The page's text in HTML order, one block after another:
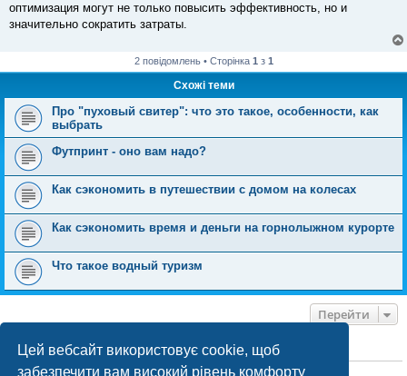
Цей вебсайт використовує cookie, щоб
забезпечити вам високий рівень комфорту
оптимизация могут не только повысить эффективность, но и
значительно сократить затраты.
2 повідомлень • Сторінка 1 з 1
Схожі теми
Про "пуховый свитер": что это такое, особенности, как
выбрать
Футпринт - оно вам надо?
Как сэкономить в путешествии с домом на колесах
Как сэкономить время и деньги на горнолыжном курорте
Что такое водный туризм
Перейти
ХТО ЗАРАЗ ОНЛАЙН
Зараз переглядають цей форум:ClaudeBot [бот ШІ]і 1 гість